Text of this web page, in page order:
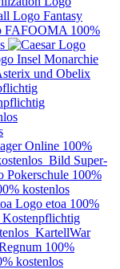
Fantasy
FAFOOMA 100%
Insel Monarchie
und Obelix
Online 100%
Bild Super-
Pokerschule 100%
kostenlos
etoa 100%
Kostenpflichtig
KartellWar
100%
kostenlos